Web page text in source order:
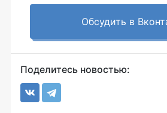
Обсудить в
Поделитесь новостью: